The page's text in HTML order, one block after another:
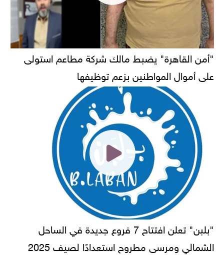
"أمن القاهرة" يضبط مالك شركة مطاعم استولى
على أموال المواطنين بزعم توظيفها
"بلبن" تعلن افتتاح 7 فروع جديدة في الساحل
الشمالي ومرسى مطروح استعدادًا لصيف 2025